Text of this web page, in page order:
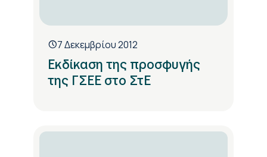
7 Δεκεμβρίου 2012
Εκδίκαση της προσφυγής
της ΓΣΕΕ στο ΣτΕ